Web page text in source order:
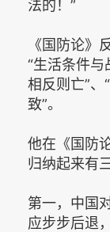
法的！”
《国防论》
“生活条件与
相反则亡”
致”。
他在《国防
归纳起来有
第一，中国
应步步后退